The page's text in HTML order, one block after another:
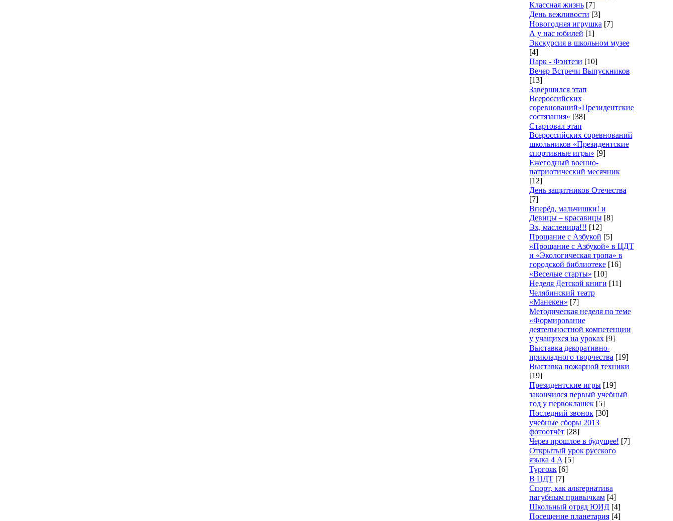
Классная жизнь [7]
День вежливости [3]
Новогодняя игрушка [7]
А у нас юбилей [1]
Экскурсия в школьном музее
[4]
Парк - Фэнтези [10]
Вечер Встречи Выпускников
[13]
Завершился этап
Всероссийских
соревнований«Президентские
состязания» [38]
Стартовал этап
Всероссийских соревнований
школьников «Президентские
спортивные игры» [9]
Ежегодный военно-
патриотический месячник
[12]
День защитников Отечества
[7]
Вперёд, мальчишки! и
Девицы – красавицы [8]
Эх, масленица!!! [12]
Прощание с Азбукой [5]
«Прощание с Азбукой» в ЦДТ
и «Экологическая тропа» в
городской библиотеке [16]
«Веселые старты» [10]
Неделя Детской книги [11]
Челябинский театр
«Манекен» [7]
Методическая неделя по теме
«Формирование
деятельностной компетенции
у учащихся на уроках [9]
Выставка декоративно-
прикладного творчества [19]
Выставка пожарной техники
[19]
Президентские игры [19]
закончился первый учебный
год у первоклашек [5]
Последний звонок [30]
учебные сборы 2013
фотоотчёт [28]
Через прошлое в будущее! [7]
Открытый урок русского
языка 4 А [5]
Тургояк [6]
В ЦДТ [7]
Спорт, как альтернатива
пагубным привычкам [4]
Школьный отряд ЮИД [4]
Посещение планетария [4]